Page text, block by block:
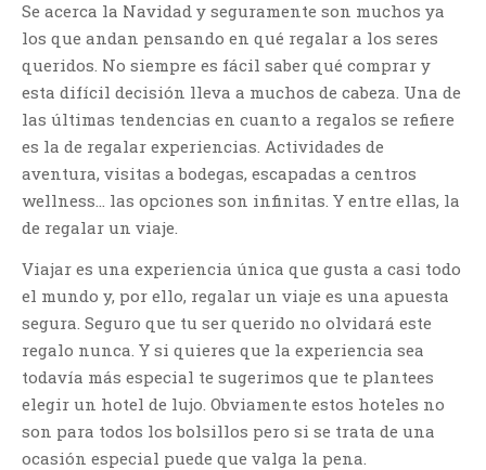
Se acerca la Navidad y seguramente son muchos ya
los que andan pensando en qué regalar a los seres
queridos. No siempre es fácil saber qué comprar y
esta difícil decisión lleva a muchos de cabeza. Una de
las últimas tendencias en cuanto a regalos se refiere
es la de regalar experiencias. Actividades de
aventura, visitas a bodegas, escapadas a centros
wellness… las opciones son infinitas. Y entre ellas, la
de regalar un viaje.
Viajar es una experiencia única que gusta a casi todo
el mundo y, por ello, regalar un viaje es una apuesta
segura. Seguro que tu ser querido no olvidará este
regalo nunca. Y si quieres que la experiencia sea
todavía más especial te sugerimos que te plantees
elegir un hotel de lujo. Obviamente estos hoteles no
son para todos los bolsillos pero si se trata de una
ocasión especial puede que valga la pena.